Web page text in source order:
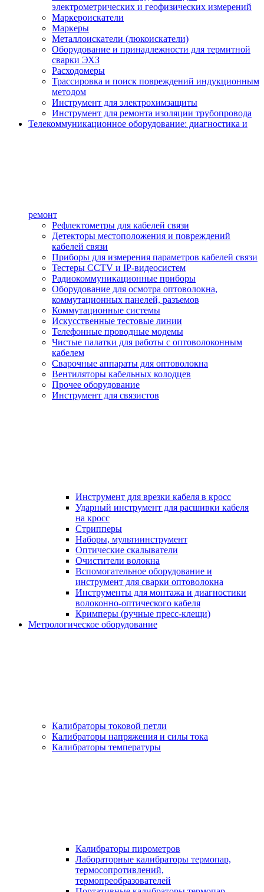
электрометрических и геофизических измерений
Маркероискатели
Маркеры
Металлоискатели (люкоискатели)
Оборудование и принадлежности для термитной
сварки ЭХЗ
Расходомеры
Трассировка и поиск повреждений индукционным
методом
Инструмент для электрохимзащиты
Инструмент для ремонта изоляции трубопровода
Телекоммуникационное оборудование: диагностика и
ремонт
Рефлектометры для кабелей связи
Детекторы местоположения и повреждений
кабелей связи
Приборы для измерения параметров кабелей связи
Тестеры CCTV и IP-видеосистем
Радиокоммуникационные приборы
Оборудование для осмотра оптоволокна,
коммутационных панелей, разъемов
Коммутационные системы
Искусственные тестовые линии
Телефонные проводные модемы
Чистые палатки для работы с оптоволоконным
кабелем
Сварочные аппараты для оптоволокна
Вентиляторы кабельных колодцев
Прочее оборудование
Инструмент для связистов
Инструмент для врезки кабеля в кросс
Ударный инструмент для расшивки кабеля
на кросс
Стрипперы
Наборы, мультиинструмент
Оптические скалыватели
Очистители волокна
Вспомогательное оборудование и
инструмент для сварки оптоволокна
Инструменты для монтажа и диагностики
волоконно-оптического кабеля
Кримперы (ручные пресс-клещи)
Метрологическое оборудование
Калибраторы токовой петли
Калибраторы напряжения и силы тока
Калибраторы температуры
Калибраторы пирометров
Лабораторные калибраторы термопар,
термосопротивлений,
термопреобразователей